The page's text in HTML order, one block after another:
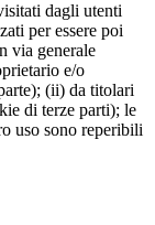
dagli utenti
per essere poi
via generale
e/o
(ii) da titolari
di terze parti); le
uso sono reperibili